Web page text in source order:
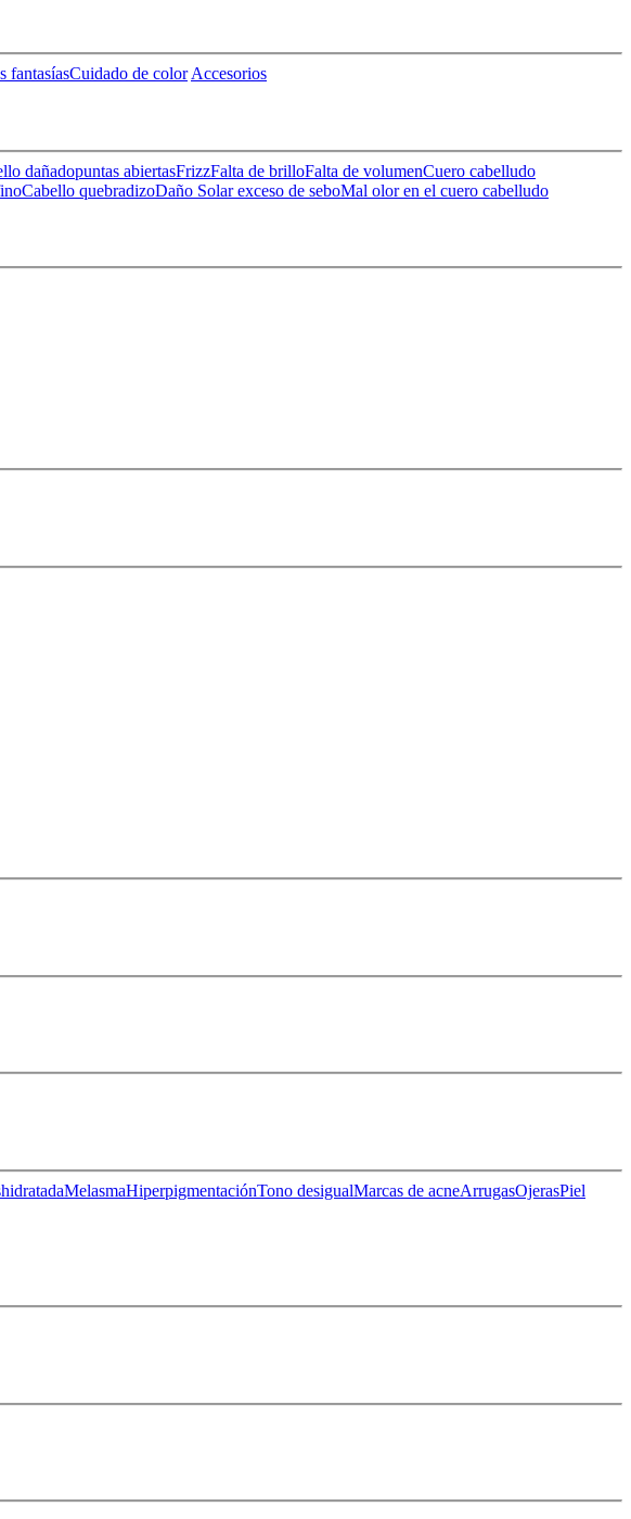
fantasíasCuidado de color Accesorios
dañadopuntas abiertasFrizzFalta de brilloFalta de volumenCuero cabelludo
Cabello quebradizoDaño Solarexceso de seboMal olor en el cuero cabelludo
MelasmaHiperpigmentaciónTono desigualMarcas de acneArrugasOjerasPiel